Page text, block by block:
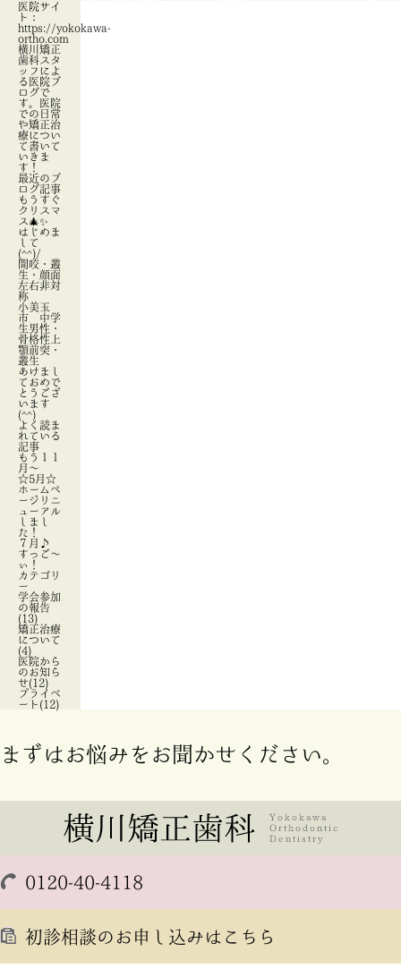
医院サイ
ト：
https://yokokawa-
ortho.com
横川矯正
歯科スタ
ッフによ
る医院ブ
ログで
す。医院
での日常
や矯正治
療につい
て書いて
いきま
す！
最近のブ
ログ記事
もうすぐ
クリスマ
ス🎄✨
はじめま
して
(^^)/
開咬・叢
生・顔面
左右非対
称
小美玉
市 中学
生男性・
骨格性上
顎前突・
叢生
あけまし
ておめで
とうござ
います
(^^)
よく読ま
れている
記事
もう１１
月～
☆5月☆
ホームペ
ージリニ
ューアル
しまし
た！
７月♪
すっご～
ぃ！
カテゴリ
ー
学会参加
の報告
(13)
矯正治療
について
(4)
医院から
のお知ら
せ(12)
プライベ
ート(12)
まずはお悩みをお聞かせください。
0120-40-4118
初診相談のお申し込みはこちら